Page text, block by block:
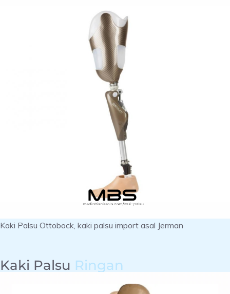
Kaki Palsu Ottobock, kaki palsu import asal Jerman
Kaki Palsu Ringan